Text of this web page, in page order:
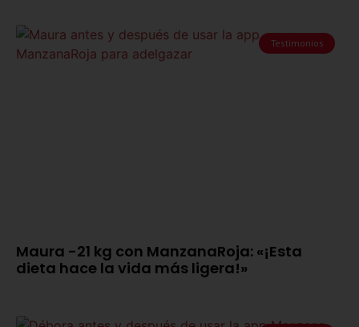
Testimonios
Maura -21 kg con ManzanaRoja: «¡Esta
dieta hace la vida más ligera!»